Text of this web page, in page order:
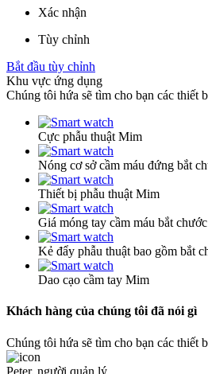
Xác nhận
Tùy chỉnh
Bắt đầu tùy chỉnh
Khu vực ứng dụng
Chúng tôi hứa sẽ tìm cho bạn các thiết
Cực phẫu thuật Mim
Nóng cơ sở cầm máu đứng bắt
Thiết bị phẫu thuật Mim
Giá móng tay cầm máu bắt chước
Kẻ đẩy phẫu thuật bao gồm bắt
Dao cạo cầm tay Mim
Khách hàng của chúng tôi đã nói gì
Chúng tôi hứa sẽ tìm cho bạn các thiết
Peter, người quản lý